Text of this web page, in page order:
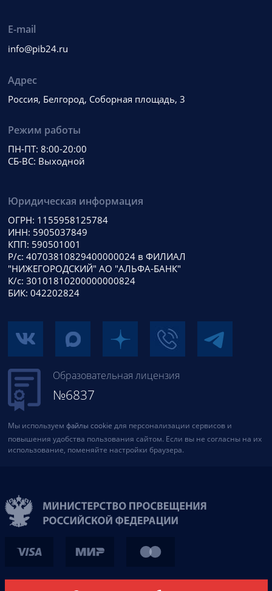
E-mail
info@pib24.ru
Адрес
Россия, Белгород, Соборная площадь, 3
Режим работы
ПН-ПТ: 8:00-20:00
СБ-ВС: Выходной
Юридическая информация
ОГРН: 1155958125784
ИНН: 5905037849
КПП: 590501001
Р/с: 40703810829400000024 в ФИЛИАЛ
"НИЖЕГОРОДСКИЙ" АО "АЛЬФА-БАНК"
К/с: 30101810200000000824
БИК: 042202824
Образовательная лицензия
№6837
Мы используем файлы cookie для персонализации сервисов и
повышения удобства пользования сайтом. Если вы не согласны на их
использование, поменяйте настройки браузера.